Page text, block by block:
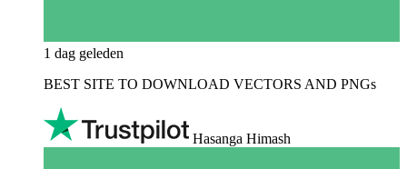
1 dag geleden
BEST SITE TO DOWNLOAD VECTORS AND PNGs
Hasanga Himash